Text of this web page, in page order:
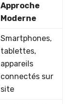
Approche
Moderne
Smartphones,
tablettes,
appareils
connectés sur
site